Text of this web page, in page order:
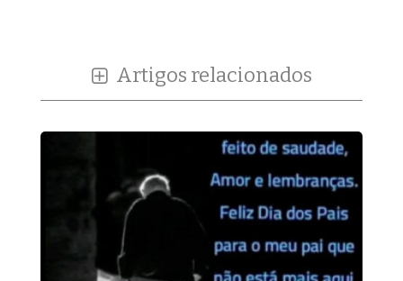
Artigos relacionados